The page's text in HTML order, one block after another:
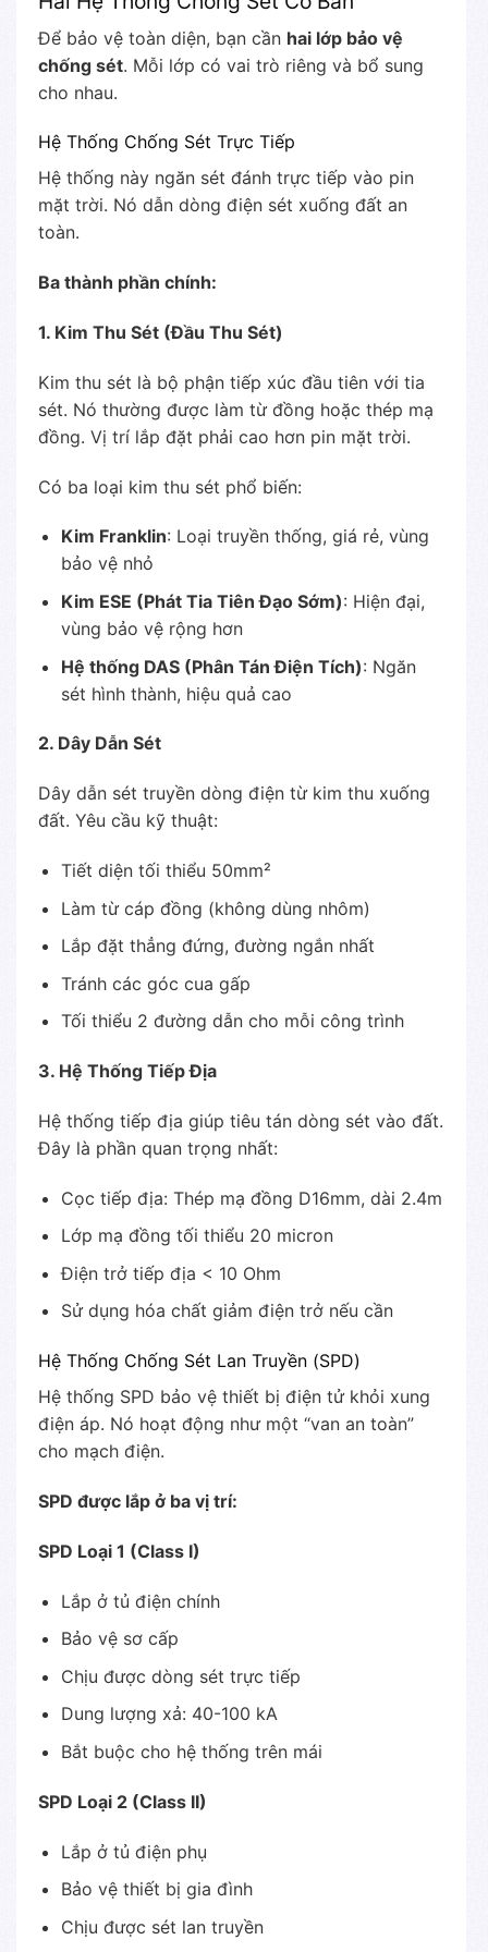
Để bảo vệ toàn diện, bạn cần hai lớp bảo vệ
chống sét. Mỗi lớp có vai trò riêng và bổ sung
cho nhau.
Hệ Thống Chống Sét Trực Tiếp
Hệ thống này ngăn sét đánh trực tiếp vào pin
mặt trời. Nó dẫn dòng điện sét xuống đất an
toàn.
Ba thành phần chính:
1. Kim Thu Sét (Đầu Thu Sét)
Kim thu sét là bộ phận tiếp xúc đầu tiên với tia
sét. Nó thường được làm từ đồng hoặc thép mạ
đồng. Vị trí lắp đặt phải cao hơn pin mặt trời.
Có ba loại kim thu sét phổ biến:
Kim Franklin: Loại truyền thống, giá rẻ, vùng
bảo vệ nhỏ
Kim ESE (Phát Tia Tiên Đạo Sớm): Hiện đại,
vùng bảo vệ rộng hơn
Hệ thống DAS (Phân Tán Điện Tích): Ngăn
sét hình thành, hiệu quả cao
2. Dây Dẫn Sét
Dây dẫn sét truyền dòng điện từ kim thu xuống
đất. Yêu cầu kỹ thuật:
Tiết diện tối thiểu 50mm²
Làm từ cáp đồng (không dùng nhôm)
Lắp đặt thẳng đứng, đường ngắn nhất
Tránh các góc cua gấp
Tối thiểu 2 đường dẫn cho mỗi công trình
3. Hệ Thống Tiếp Địa
Hệ thống tiếp địa giúp tiêu tán dòng sét vào đất.
Đây là phần quan trọng nhất:
Cọc tiếp địa: Thép mạ đồng D16mm, dài 2.4m
Lớp mạ đồng tối thiểu 20 micron
Điện trở tiếp địa < 10 Ohm
Sử dụng hóa chất giảm điện trở nếu cần
Hệ Thống Chống Sét Lan Truyền (SPD)
Hệ thống SPD bảo vệ thiết bị điện tử khỏi xung
điện áp. Nó hoạt động như một “van an toàn”
cho mạch điện.
SPD được lắp ở ba vị trí:
SPD Loại 1 (Class I)
Lắp ở tủ điện chính
Bảo vệ sơ cấp
Chịu được dòng sét trực tiếp
Dung lượng xả: 40-100 kA
Bắt buộc cho hệ thống trên mái
SPD Loại 2 (Class II)
Lắp ở tủ điện phụ
Bảo vệ thiết bị gia đình
Chịu được sét lan truyền